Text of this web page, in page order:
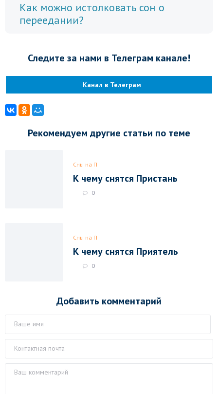
Как можно истолковать сон о
переедании?
Следите за нами в Телеграм канале!
Канал в Телеграм
Рекомендуем другие статьи по теме
Сны на П
К чему снятся Пристань
0
Сны на П
К чему снятся Приятель
0
Добавить комментарий